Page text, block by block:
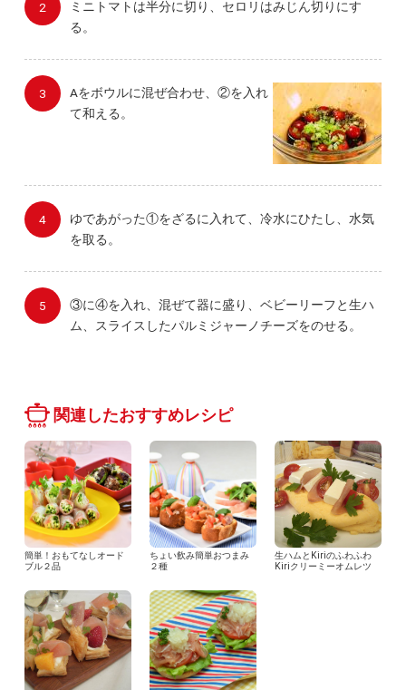
ミニトマトは半分に切り、セロリはみじん切りにす
る。
Aをボウルに混ぜ合わせ、②を入れ
て和える。
ゆであがった①をざるに入れて、冷水にひたし、水気
を取る。
③に④を入れ、混ぜて器に盛り、ベビーリーフと生ハ
ム、スライスしたパルミジャーノチーズをのせる。
関連したおすすめレシピ
簡単！おもてなしオード
ブル２品
ちょい飲み簡単おつまみ
２種
生ハムとKiriのふわふわ
Kiriクリーミーオムレツ